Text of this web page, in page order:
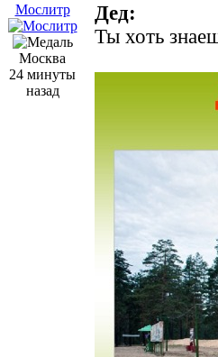
Мослитр
Москва
24 минуты
назад
Дед:
Ты хоть